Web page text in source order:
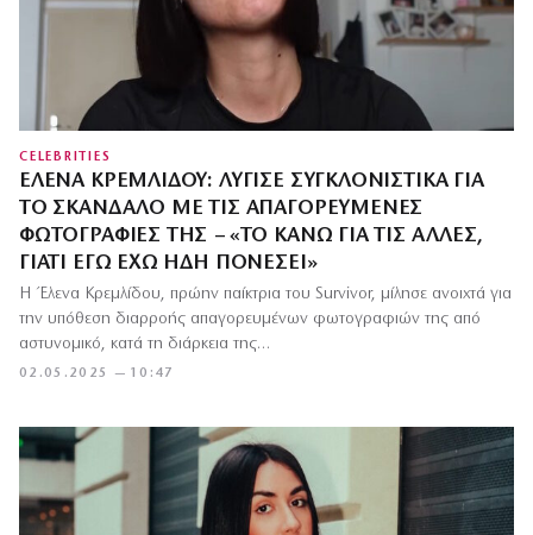
CELEBRITIES
ΈΛΕΝΑ ΚΡΕΜΛΊΔΟΥ: ΛΎΓΙΣΕ ΣΥΓΚΛΟΝΙΣΤΙΚΆ ΓΙΑ
ΤΟ ΣΚΆΝΔΑΛΟ ΜΕ ΤΙΣ ΑΠΑΓΟΡΕΥΜΈΝΕΣ
ΦΩΤΟΓΡΑΦΊΕΣ ΤΗΣ – «ΤΟ ΚΆΝΩ ΓΙΑ ΤΙΣ ΆΛΛΕΣ,
ΓΙΑΤΊ ΕΓΏ ΈΧΩ ΉΔΗ ΠΟΝΈΣΕΙ»
02.05.2025 — 10:47
Η Έλενα Κρεμλίδου, πρώην παίκτρια του Survivor, μίλησε ανοιχτά για
την υπόθεση διαρροής απαγορευμένων φωτογραφιών της από
αστυνομικό, κατά τη διάρκεια της…